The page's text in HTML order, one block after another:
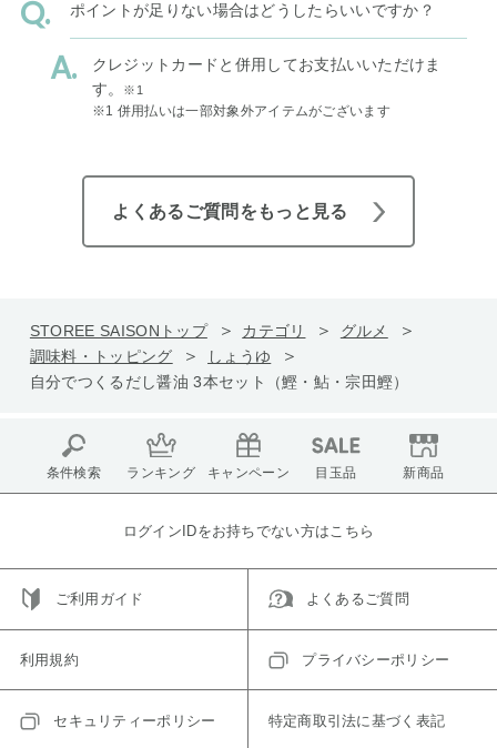
ポイントが足りない場合はどうしたらいいですか？
クレジットカードと併用してお支払いいただけま
す。
※1
※1 併用払いは一部対象外アイテムがございます
よくあるご質問をもっと見る
STOREE SAISONトップ カテゴリ
グルメ
調味料・トッピング
しょうゆ
自分でつくるだし醤油 3本セット（鰹・鮎・宗田鰹）
条件検索 ランキング キャンペーン 目玉品 新商品
ログインIDをお持ちでない方はこちら
ご利用ガイド よくあるご質問
利用規約 プライバシーポリシー
セキュリティーポリシー 特定商取引法に基づく表記